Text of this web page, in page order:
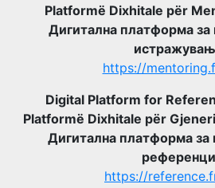
Platformë Dixhitale për
Дигитална платформа за
https://
Digital Platform for
Platformë Dixhitale për
Дигитална платформа за
референци
https://